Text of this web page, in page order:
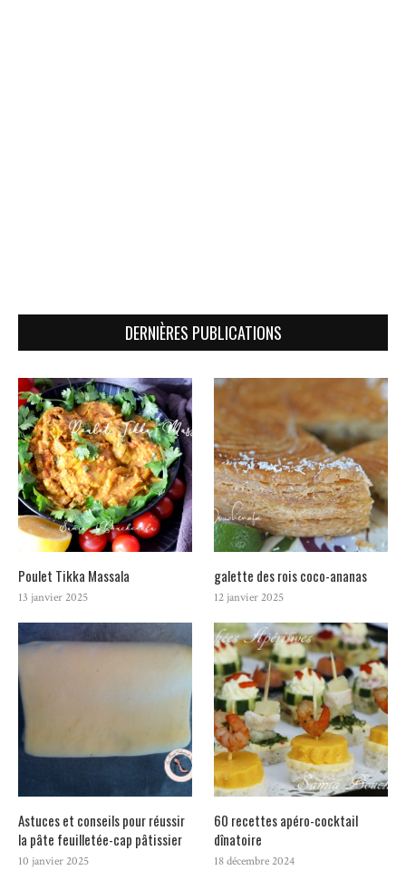
DERNIÈRES PUBLICATIONS
Poulet Tikka Massala
13 janvier 2025
galette des rois coco-ananas
12 janvier 2025
Astuces et conseils pour réussir
la pâte feuilletée-cap pâtissier
10 janvier 2025
60 recettes apéro-cocktail
dînatoire
18 décembre 2024